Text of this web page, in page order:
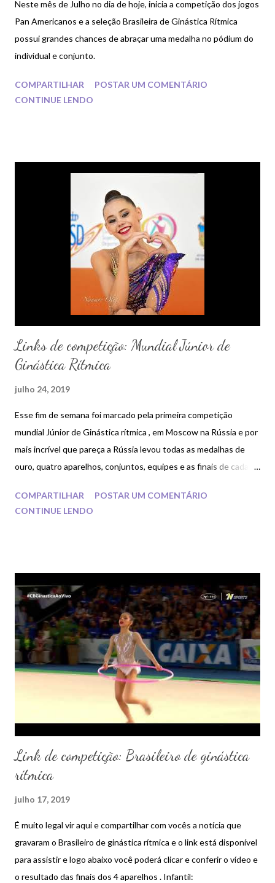
Neste mês de Julho no dia de hoje, inicia a competição dos jogos
Pan Americanos e a seleção Brasileira de Ginástica Rítmica
possui grandes chances de abraçar uma medalha no pódium do
individual e conjunto.
COMPARTILHAR
POSTAR UM COMENTÁRIO
CONTINUE LENDO
Links de competição: Mundial Júnior de
Ginástica Rítmica
julho 24, 2019
Esse fim de semana foi marcado pela primeira competição
mundial Júnior de Ginástica rítmica , em Moscow na Rússia e por
mais incrível que pareça a Rússia levou todas as medalhas de
ouro, quatro aparelhos, conjuntos, equipes e as finais de cada
COMPARTILHAR
POSTAR UM COMENTÁRIO
CONTINUE LENDO
Link de competição: Brasileiro de ginástica
rítmica
julho 17, 2019
É muito legal vir aqui e compartilhar com vocês a notícia que
gravaram o Brasileiro de ginástica rítmica e o link está disponível
para assistir e logo abaixo você poderá clicar e conferir o vídeo e
o resultado das finais dos 4 aparelhos . Infantil: